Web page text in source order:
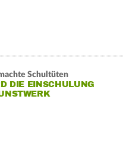
Schultüten
DIE EINSCHULUNG